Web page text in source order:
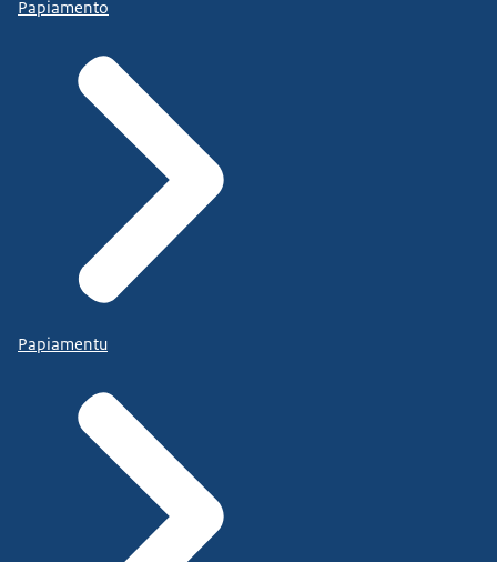
Papiamento
Papiamentu